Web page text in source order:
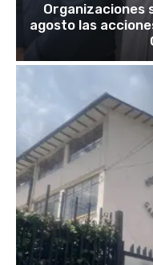
Organizaciones
agosto las